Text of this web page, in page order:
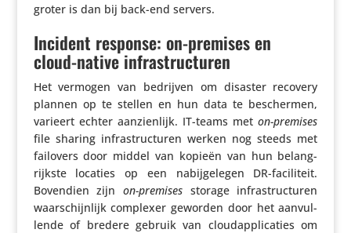
groter is dan bij back-end servers.
Incident response: on-premises en
cloud-native infrastructuren
Het vermogen van bedrijven om disaster recovery
plannen op te stellen en hun data te beschermen,
varieert echter aanzien­lijk. IT-teams meton-premises
file sharing infra­struc­turen werken nog steeds met
failovers door middel van kopieën van hun belang­
rijkste locaties op een nabij­ge­legen DR-faci­li­teit.
Bovendien zijn on-premises storage infra­struc­turen
waar­schijn­lijk complexer geworden door het aanvul­
lende of bredere gebruik van cloud­ap­pli­ca­ties om